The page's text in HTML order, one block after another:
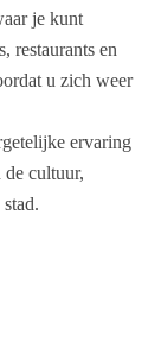
je kunt
restaurants en
u zich weer
ervaring
cultuur,